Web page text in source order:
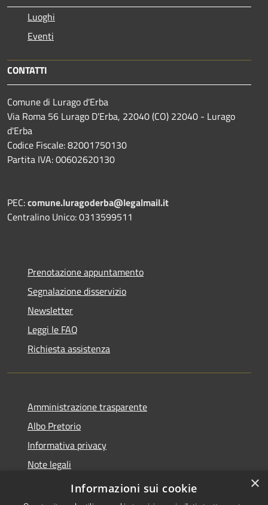
Luoghi
Eventi
CONTATTI
Comune di Lurago d'Erba
Via Roma 56 Lurago D'Erba, 22040 (CO) 22040 - Lurago
d'Erba
Codice Fiscale: 82001750130
Partita IVA: 00602620130
PEC:comune.luragoderba@legalmail.it
Centralino Unico: 0313599511
Prenotazione appuntamento
Segnalazione disservizio
Newsletter
Leggi le FAQ
Richiesta assistenza
Amministrazione trasparente
Albo Pretorio
Informativa privacy
Note legali
Dichiarazione di accessibilità
×
Informazioni sui cookie